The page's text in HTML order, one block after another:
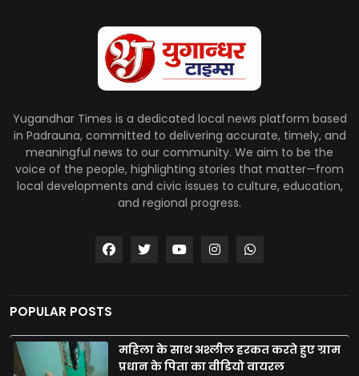
Yugandhar Times is a dedicated local news platform based
in Padrauna, committed to delivering accurate, timely, and
meaningful news to our community. We aim to be the
voice of the people, highlighting stories that matter—from
local developments and civic issues to culture, education,
and regional progress.
POPULAR POSTS
महिला के साथ अश्लील हरकत करते हुए ग्राम
प्रधान के पिता का वीडियो वायरल